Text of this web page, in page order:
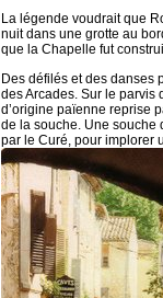
La légende voudrait que
nuit dans une grotte au
que la Chapelle fut
Des défilés et des danses
des Arcades. Sur le parvis
d’origine païenne reprise
de la souche. Une souche
par le Curé, pour implorer